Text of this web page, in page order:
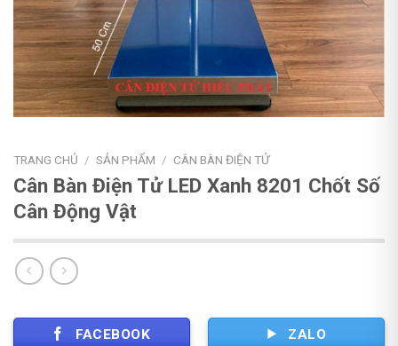
TRANG CHỦ / SẢN PHẨM / CÂN BÀN ĐIỆN TỬ
Cân Bàn Điện Tử LED Xanh 8201 Chốt Số
Cân Động Vật
FACEBOOK ZALO